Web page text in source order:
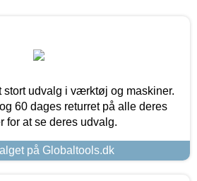
stort udvalg i værktøj og maskiner.
60 dages returret på alle deres
for at se deres udvalg.
på Globaltools.dk